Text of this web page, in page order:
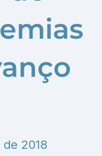
2018